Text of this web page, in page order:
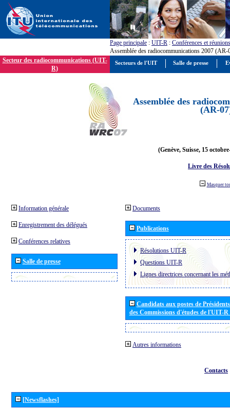
Page principale : UIT-R : Conférences et réunions
Assemblée des radiocommunications 2007 (AR-
Secteur des radiocommunications (UIT-
R)
Assemblée des
(AR-
(Genève, Suisse, 15
Livre des
Masquer
Information générale
Enregistrement des délégués
Conférences relatives
Salle de presse
Documents
Publications
Résolutions UIT-R
Questions UIT-R
Lignes directrices concernant les
Candidats aux postes de
des Commissions d'études de l'UIT-
Autres informations
Contacts
[Newsflashes]
Secteurs de l'UIT Salle de presse